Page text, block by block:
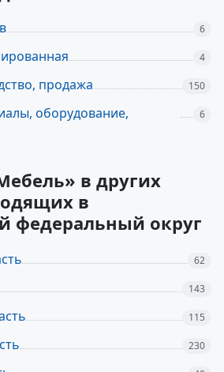
6
4
продажа 150
оборудование,
6
в других
в
федеральный округ
62
143
115
230